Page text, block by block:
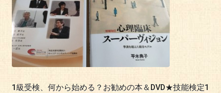
1級受検、何から始める？お勧めの本＆DVD★技能検定1